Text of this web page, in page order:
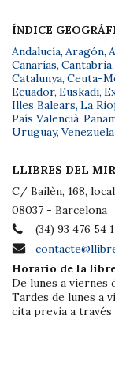
ÍNDICE
Andalucía, Aragón,
Canarias, Cantabria,
Catalunya, Ceuta-
Ecuador, Euskadi,
Illes Balears, La
País Valencià,
Uruguay, Venezuela
LLIBRES DEL
C/ Bailèn, 168,
08037 - Barcelona
(34) 93 476 54
Horario de la
De lunes a viernes
Tardes de lunes a
cita previa a